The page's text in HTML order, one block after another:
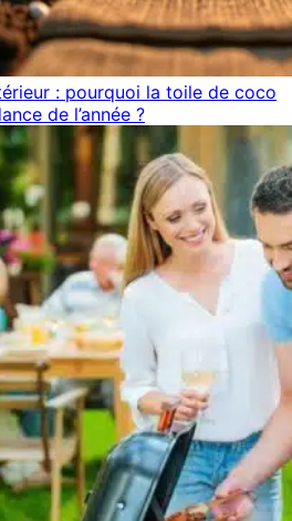
: pourquoi la toile de coco
de l’année ?